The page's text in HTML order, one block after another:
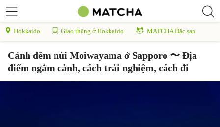
Hokkaido Giao thông ở Hokkaido MATCHA Đặc san
Cảnh đêm núi Moiwayama ở Sapporo 〜 Địa
điểm ngắm cảnh, cách trải nghiệm, cách đi